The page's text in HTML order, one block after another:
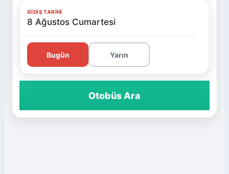
GIDIŞ TARIHI
8 Ağustos Cumartesi
Bugün Yarın
Otobüs Ara